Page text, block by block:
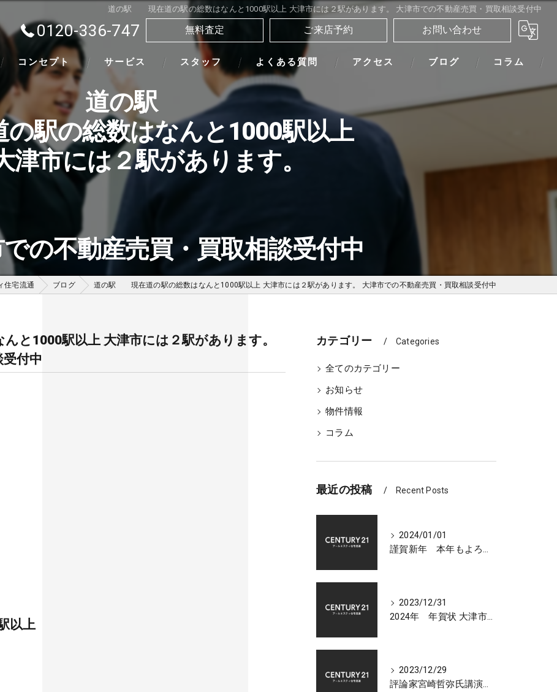
道の駅 現在道の駅の総数はなんと1000駅以上 大津市には２駅があります。 大津市での不動産売買・買取相談受付中
0120-336-747 無料査定 ご来店予約 お問い合わせ
コンセプト サービス スタッフ よくある質問 アクセス ブログ コラム
道の駅
の駅の総数はなんと1000駅以上
津市には２駅があります。
の不動産売買・買取相談受付中
住宅流通 ブログ 道の駅 現在道の駅の総数はなんと1000駅以上 大津市には２駅があります。 大津市での不動産売買・買取相談受付中
1000駅以上 大津市には２駅があります。
付中
以上
カテゴリー Categories
全てのカテゴリー
お知らせ
物件情報
コラム
最近の投稿 Recent Posts
2024/01/01
謹賀新年 本年もよろしくお願いいたします 大津市センチュリー21アールエスティ住宅流通
2023/12/31
2024年 年賀状 大津市での不動産相談受付中
2023/12/29
評論家宮崎哲弥氏講演会 2024年 日本経済の展望について